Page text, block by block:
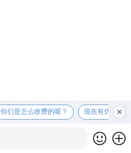
你们是怎么收费的呢？ 现在有优惠活